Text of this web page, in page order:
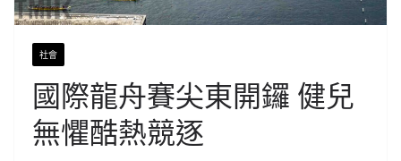
社會
國際龍舟賽尖東開鑼 健兒
無懼酷熱競逐